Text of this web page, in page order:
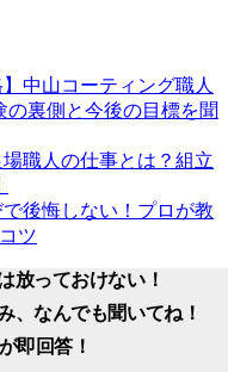
】中山コーティング職人
裏側と今後の目標を聞
職人の仕事とは？組立
で後悔しない！プロが教
ツ
放っておけない！
、なんでも聞いてね！
即回答！